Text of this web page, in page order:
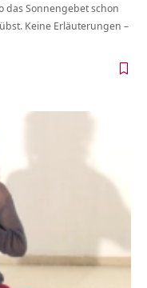
das Sonnengebet schon
Keine Erläuterungen –